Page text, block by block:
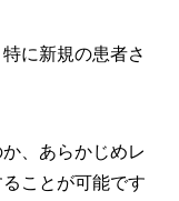
に新規の患者さ
、あらかじめレ
ことが可能です